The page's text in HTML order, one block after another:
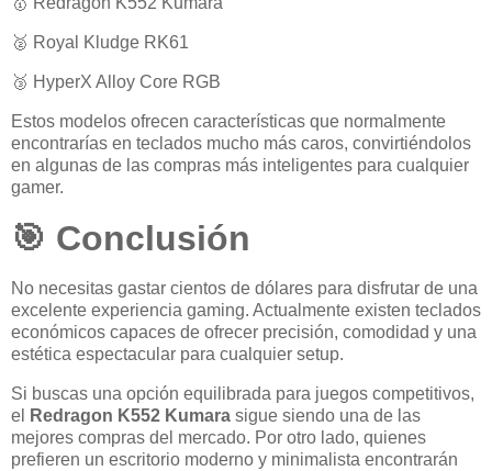
🥈 Royal Kludge RK61
🥉 HyperX Alloy Core RGB
Estos modelos ofrecen características que normalmente
encontrarías en teclados mucho más caros, convirtiéndolos
en algunas de las compras más inteligentes para cualquier
gamer.
🎯 Conclusión
No necesitas gastar cientos de dólares para disfrutar de una
excelente experiencia gaming. Actualmente existen teclados
económicos capaces de ofrecer precisión, comodidad y una
estética espectacular para cualquier setup.
Si buscas una opción equilibrada para juegos competitivos,
el
Redragon K552 Kumara sigue siendo una de las
mejores compras del mercado. Por otro lado, quienes
prefieren un escritorio moderno y minimalista encontrarán